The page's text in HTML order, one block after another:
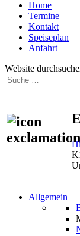
Home
Termine
Kontakt
Speiseplan
Anfahrt
Website
Allgemein